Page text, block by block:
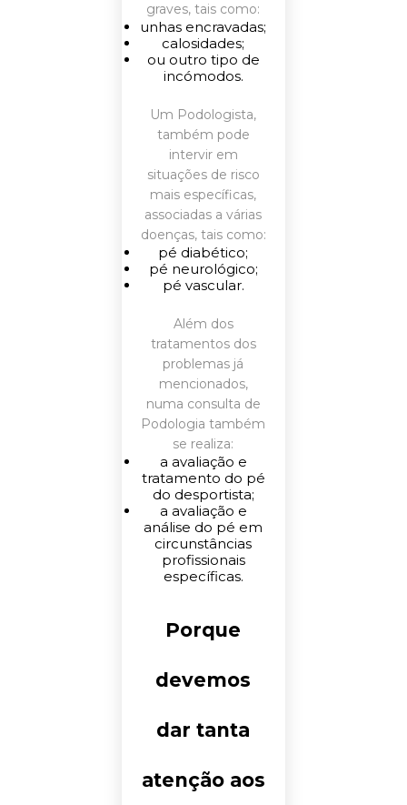
graves, tais como:
unhas encravadas;
calosidades;
ou outro tipo de
incómodos.
Um Podologista,
também pode
intervir em
situações de risco
mais específicas,
associadas a várias
doenças, tais como:
pé diabético;
pé neurológico;
pé vascular.
Além dos
tratamentos dos
problemas já
mencionados,
numa consulta de
Podologia também
se realiza:
a avaliação e
tratamento do pé
do desportista;
a avaliação e
análise do pé em
circunstâncias
profissionais
específicas.
Porque
devemos
dar tanta
atenção aos